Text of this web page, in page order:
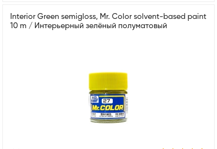
Interior Green semigloss, Mr. Color solvent-based paint
10 m / Интерьерный зелёный полуматовый